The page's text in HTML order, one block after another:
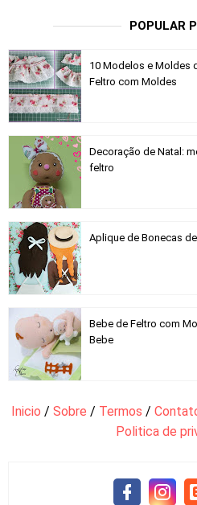
POPULAR
10 Modelos e Moldes
Feltro com Moldes
Decoração de Natal:
feltro
Aplique de Bonecas
Bebe de Feltro com
Bebe
Inicio / Sobre / Termos /
Politica de